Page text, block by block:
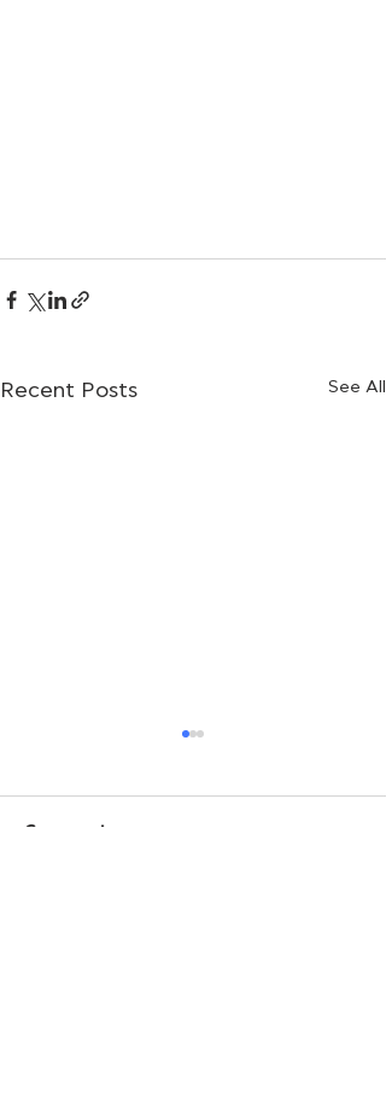
Recent Posts See All
Comments